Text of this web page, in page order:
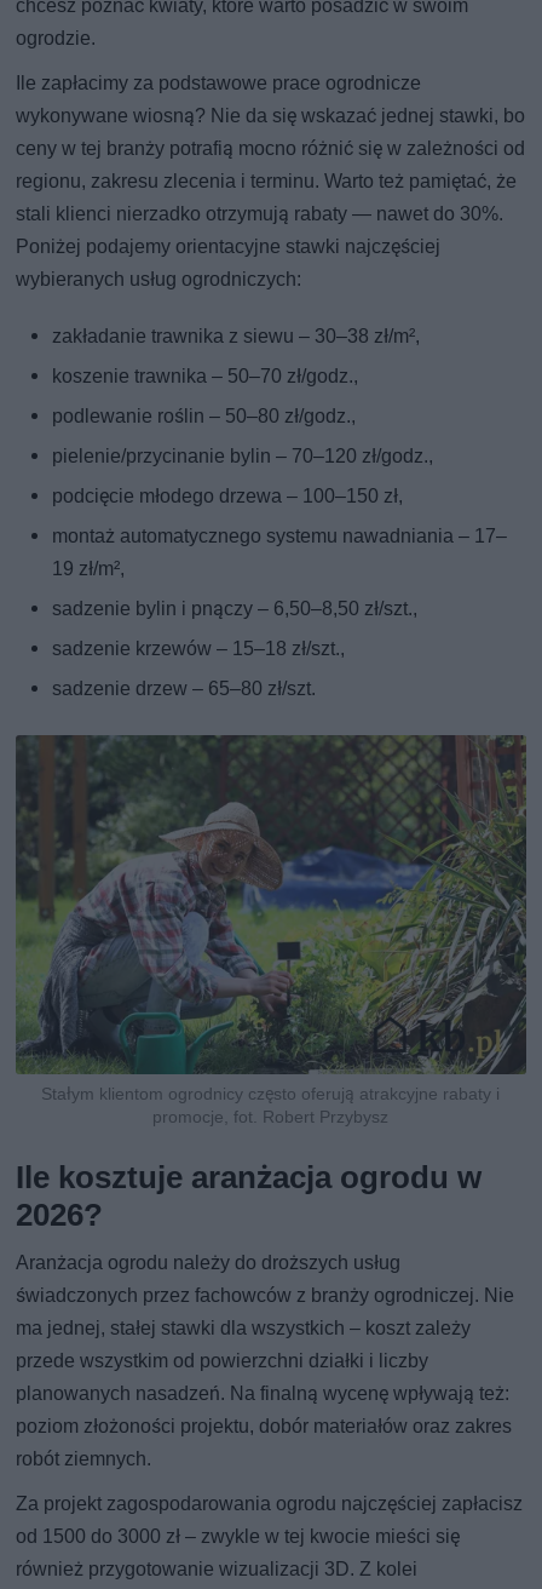
chcesz poznać kwiaty, które warto posadzić w swoim
ogrodzie.
Ile zapłacimy za podstawowe prace ogrodnicze
wykonywane wiosną? Nie da się wskazać jednej stawki, bo
ceny w tej branży potrafią mocno różnić się w zależności od
regionu, zakresu zlecenia i terminu. Warto też pamiętać, że
stali klienci nierzadko otrzymują rabaty — nawet do 30%.
Poniżej podajemy orientacyjne stawki najczęściej
wybieranych usług ogrodniczych:
zakładanie trawnika z siewu – 30–38 zł/m²,
koszenie trawnika – 50–70 zł/godz.,
podlewanie roślin – 50–80 zł/godz.,
pielenie/przycinanie bylin – 70–120 zł/godz.,
podcięcie młodego drzewa – 100–150 zł,
montaż automatycznego systemu nawadniania – 17–
19 zł/m²,
sadzenie bylin i pnączy – 6,50–8,50 zł/szt.,
sadzenie krzewów – 15–18 zł/szt.,
sadzenie drzew – 65–80 zł/szt.
Stałym klientom ogrodnicy często oferują atrakcyjne rabaty i
promocje, fot. Robert Przybysz
Ile kosztuje aranżacja ogrodu w
2026?
Aranżacja ogrodu należy do droższych usług
świadczonych przez fachowców z branży ogrodniczej. Nie
ma jednej, stałej stawki dla wszystkich – koszt zależy
przede wszystkim od powierzchni działki i liczby
planowanych nasadzeń. Na finalną wycenę wpływają też:
poziom złożoności projektu, dobór materiałów oraz zakres
robót ziemnych.
Za projekt zagospodarowania ogrodu najczęściej zapłacisz
od 1500 do 3000 zł – zwykle w tej kwocie mieści się
również przygotowanie wizualizacji 3D. Z kolei